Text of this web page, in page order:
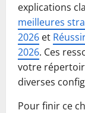
explications
meilleures
2026 et
2026. Ces
votre
diverses
Pour finir ce